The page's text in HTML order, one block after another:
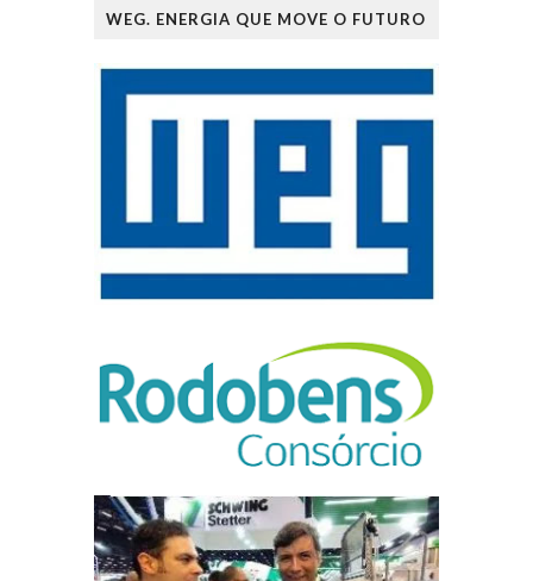
WEG. ENERGIA QUE MOVE O FUTURO